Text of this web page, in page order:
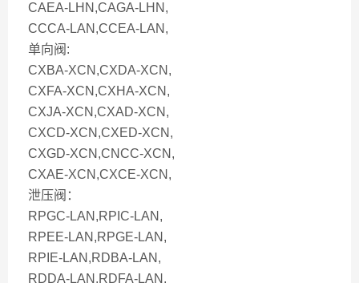
CAEA-LHN,CAGA-LHN,
CCCA-LAN,CCEA-LAN,
单向阀:
CXBA-XCN,CXDA-XCN,
CXFA-XCN,CXHA-XCN,
CXJA-XCN,CXAD-XCN,
CXCD-XCN,CXED-XCN,
CXGD-XCN,CNCC-XCN,
CXAE-XCN,CXCE-XCN,
泄压阀：
RPGC-LAN,RPIC-LAN,
RPEE-LAN,RPGE-LAN,
RPIE-LAN,RDBA-LAN,
RDDA-LAN,RDFA-LAN,